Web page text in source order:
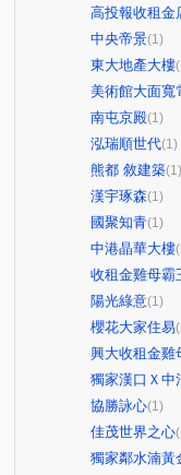
高投報收租金
中央帝景(1)
東大地產大樓
美術館大面寬
南屯京殿(1)
泓瑞順世代(1)
熊都 敘建築(1)
漢宇琢森(1)
國聚知青(1)
中港晶華大樓
收租金雞母霸
陽光綠意(1)
櫻花大家住易
興大收租金雞
獨家漢口Ｘ中
協勝詠心(1)
佳茂世界之心
獨家鄰水湳黃